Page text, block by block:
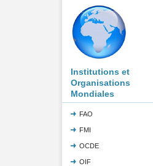
Institutions et
Organisations
Mondiales
FAO
FMI
OCDE
OIF